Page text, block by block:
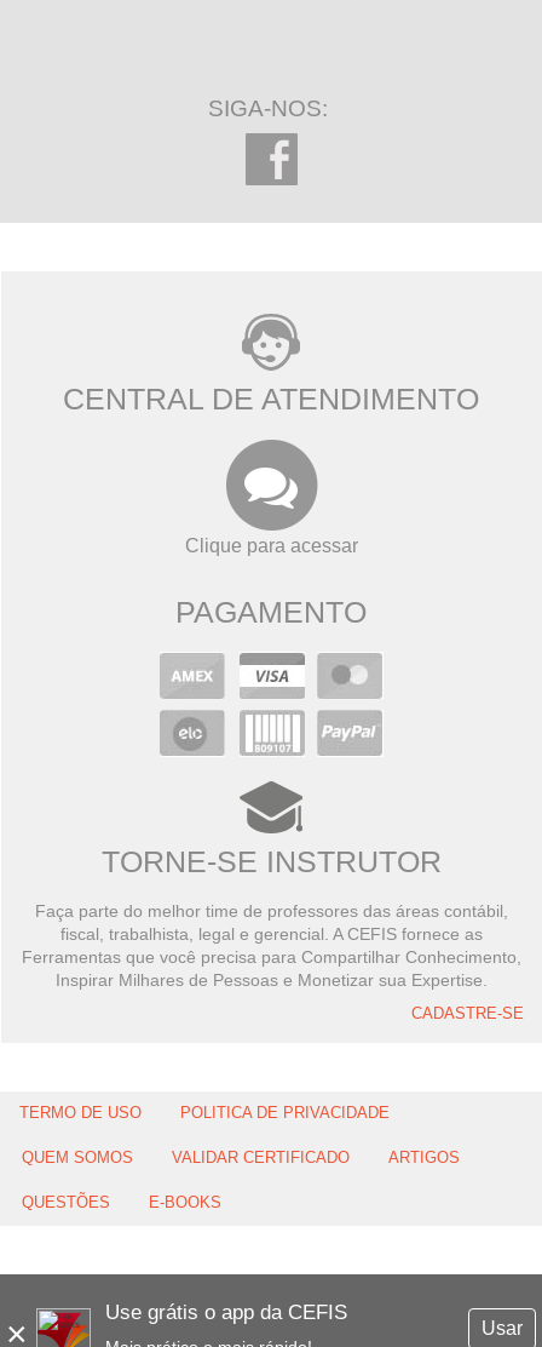
×
Use grátis o app da CEFIS
Usar
SIGA-NOS:
CENTRAL DE ATENDIMENTO
Clique para acessar
PAGAMENTO
TORNE-SE INSTRUTOR
Faça parte do melhor time de professores das áreas contábil,
fiscal, trabalhista, legal e gerencial. A CEFIS fornece as
Ferramentas que você precisa para Compartilhar Conhecimento,
Inspirar Milhares de Pessoas e Monetizar sua Expertise.
CADASTRE-SE
TERMO DE USO POLITICA DE PRIVACIDADE
QUEM SOMOS VALIDAR CERTIFICADO ARTIGOS
QUESTÕES E-BOOKS